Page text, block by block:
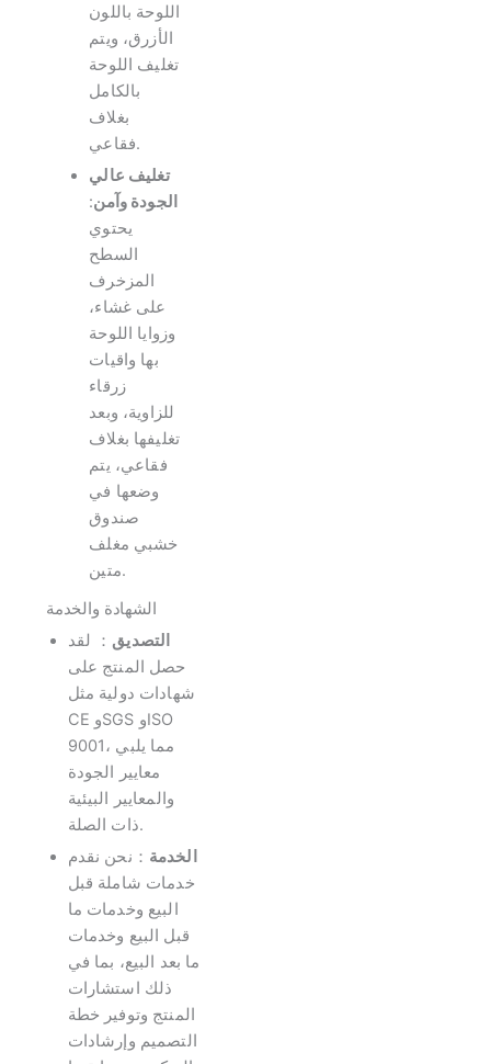
اللوحة باللون
الأزرق، ويتم
تغليف اللوحة
بالكامل
بغلاف
فقاعي.
تغليف عالي
الجودة وآمن:
يحتوي
السطح
المزخرف
على غشاء،
وزوايا اللوحة
بها واقيات
زرقاء
للزاوية، وبعد
تغليفها بغلاف
فقاعي، يتم
وضعها في
صندوق
خشبي مغلف
متين.
الشهادة والخدمة
التصديق ： لقد
حصل المنتج على
شهادات دولية مثل
CE وSGS وISO
9001، مما يلبي
معايير الجودة
والمعايير البيئية
ذات الصلة.
الخدمة ：نحن نقدم
خدمات شاملة قبل
البيع وخدمات ما
قبل البيع وخدمات
ما بعد البيع، بما في
ذلك استشارات
المنتج وتوفير خطة
التصميم وإرشادات